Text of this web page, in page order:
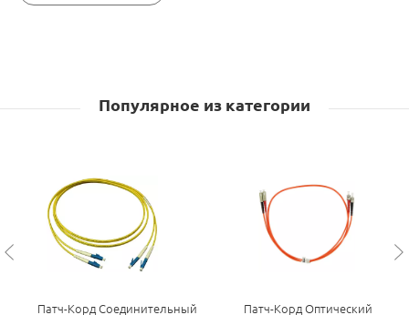
Популярное из категории
Патч-Корд Соединительный
Патч-Корд Оптический